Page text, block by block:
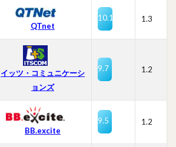
QTnet
10.1 1.3
イッツ・コミュニケーシ
ョンズ
9.7 1.2
BB.excite
9.5 1.2